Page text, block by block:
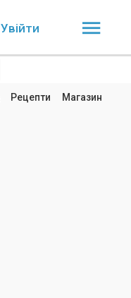
Увійти
Рецепти Магазин